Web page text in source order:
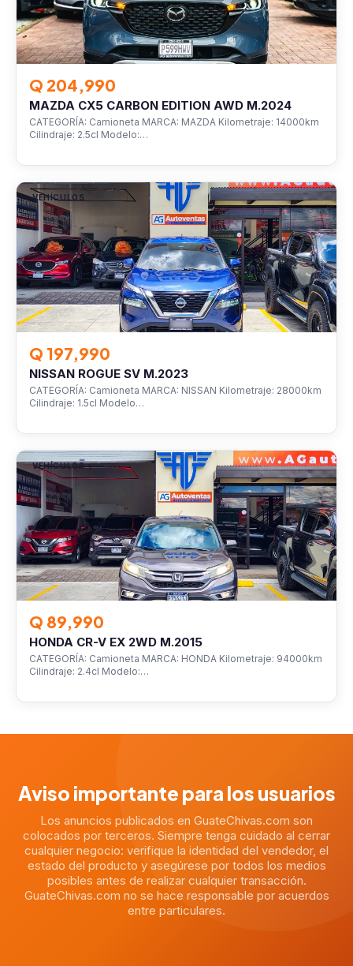
Q 204,990
MAZDA CX5 CARBON EDITION AWD M.2024
CATEGORÍA: Camioneta MARCA: MAZDA Kilometraje: 14000km
Cilindraje: 2.5cl Modelo:…
VEHÍCULOS
Q 197,990
NISSAN ROGUE SV M.2023
CATEGORÍA: Camioneta MARCA: NISSAN Kilometraje: 28000km
Cilindraje: 1.5cl Modelo…
VEHÍCULOS
Q 89,990
HONDA CR-V EX 2WD M.2015
CATEGORÍA: Camioneta MARCA: HONDA Kilometraje: 94000km
Cilindraje: 2.4cl Modelo:…
Aviso importante para los usuarios
Los anuncios publicados en GuateChivas.com son
colocados por terceros. Siempre tenga cuidado al cerrar
cualquier negocio: verifique la identidad del vendedor, el
estado del producto y asegúrese por todos los medios
posibles antes de realizar cualquier transacción.
GuateChivas.com no se hace responsable por acuerdos
entre particulares.